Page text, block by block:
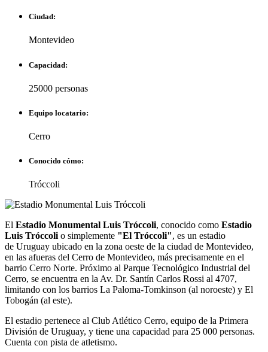
Ciudad:
Montevideo
Capacidad:
25000 personas
Equipo locatario:
Cerro
Conocido cómo:
Tróccoli
El Estadio Monumental Luis Tróccoli, conocido como Estadio
Luis Tróccoli o simplemente "El Tróccoli", es un estadio
de Uruguay ubicado en la zona oeste de la ciudad de Montevideo,
en las afueras del Cerro de Montevideo, más precisamente en el
barrio Cerro Norte. Próximo al Parque Tecnológico Industrial del
Cerro, se encuentra en la Av. Dr. Santín Carlos Rossi al 4707,
limitando con los barrios La Paloma-Tomkinson (al noroeste) y El
Tobogán (al este).
El estadio pertenece al Club Atlético Cerro, equipo de la Primera
División de Uruguay, y tiene una capacidad para 25 000 personas.
Cuenta con pista de atletismo.